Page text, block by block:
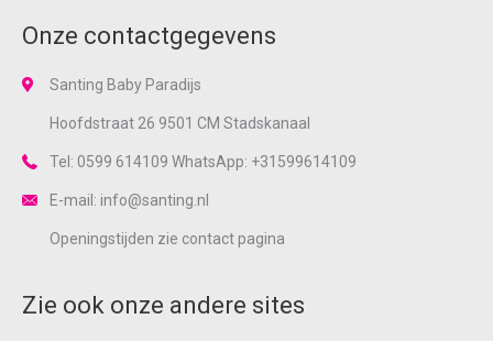
Onze contactgegevens
Santing Baby Paradijs
Hoofdstraat 26 9501 CM Stadskanaal
Tel: 0599 614109 WhatsApp: +31599614109
E-mail: info@santing.nl
Openingstijden zie contactpagina
Zie ook onze andere sites